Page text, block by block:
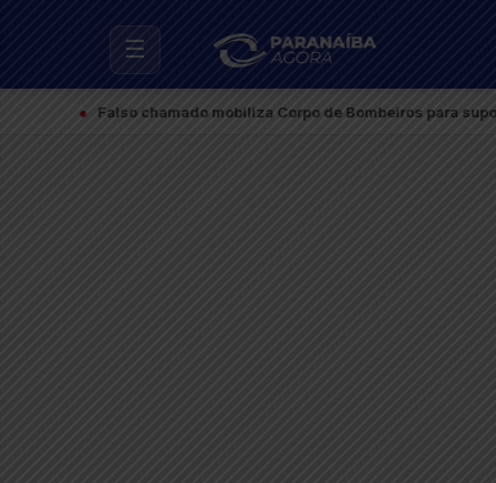
☰
Falso chamado mobiliza Corpo de Bombeiros para suposto